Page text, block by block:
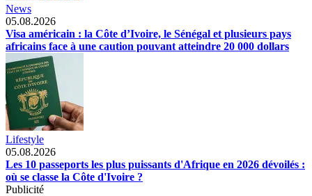
News
05.08.2026
Visa américain : la Côte d’Ivoire, le Sénégal et plusieurs pays
africains face à une caution pouvant atteindre 20 000 dollars
Lifestyle
05.08.2026
Les 10 passeports les plus puissants d'Afrique en 2026 dévoilés :
où se classe la Côte d'Ivoire ?
Publicité